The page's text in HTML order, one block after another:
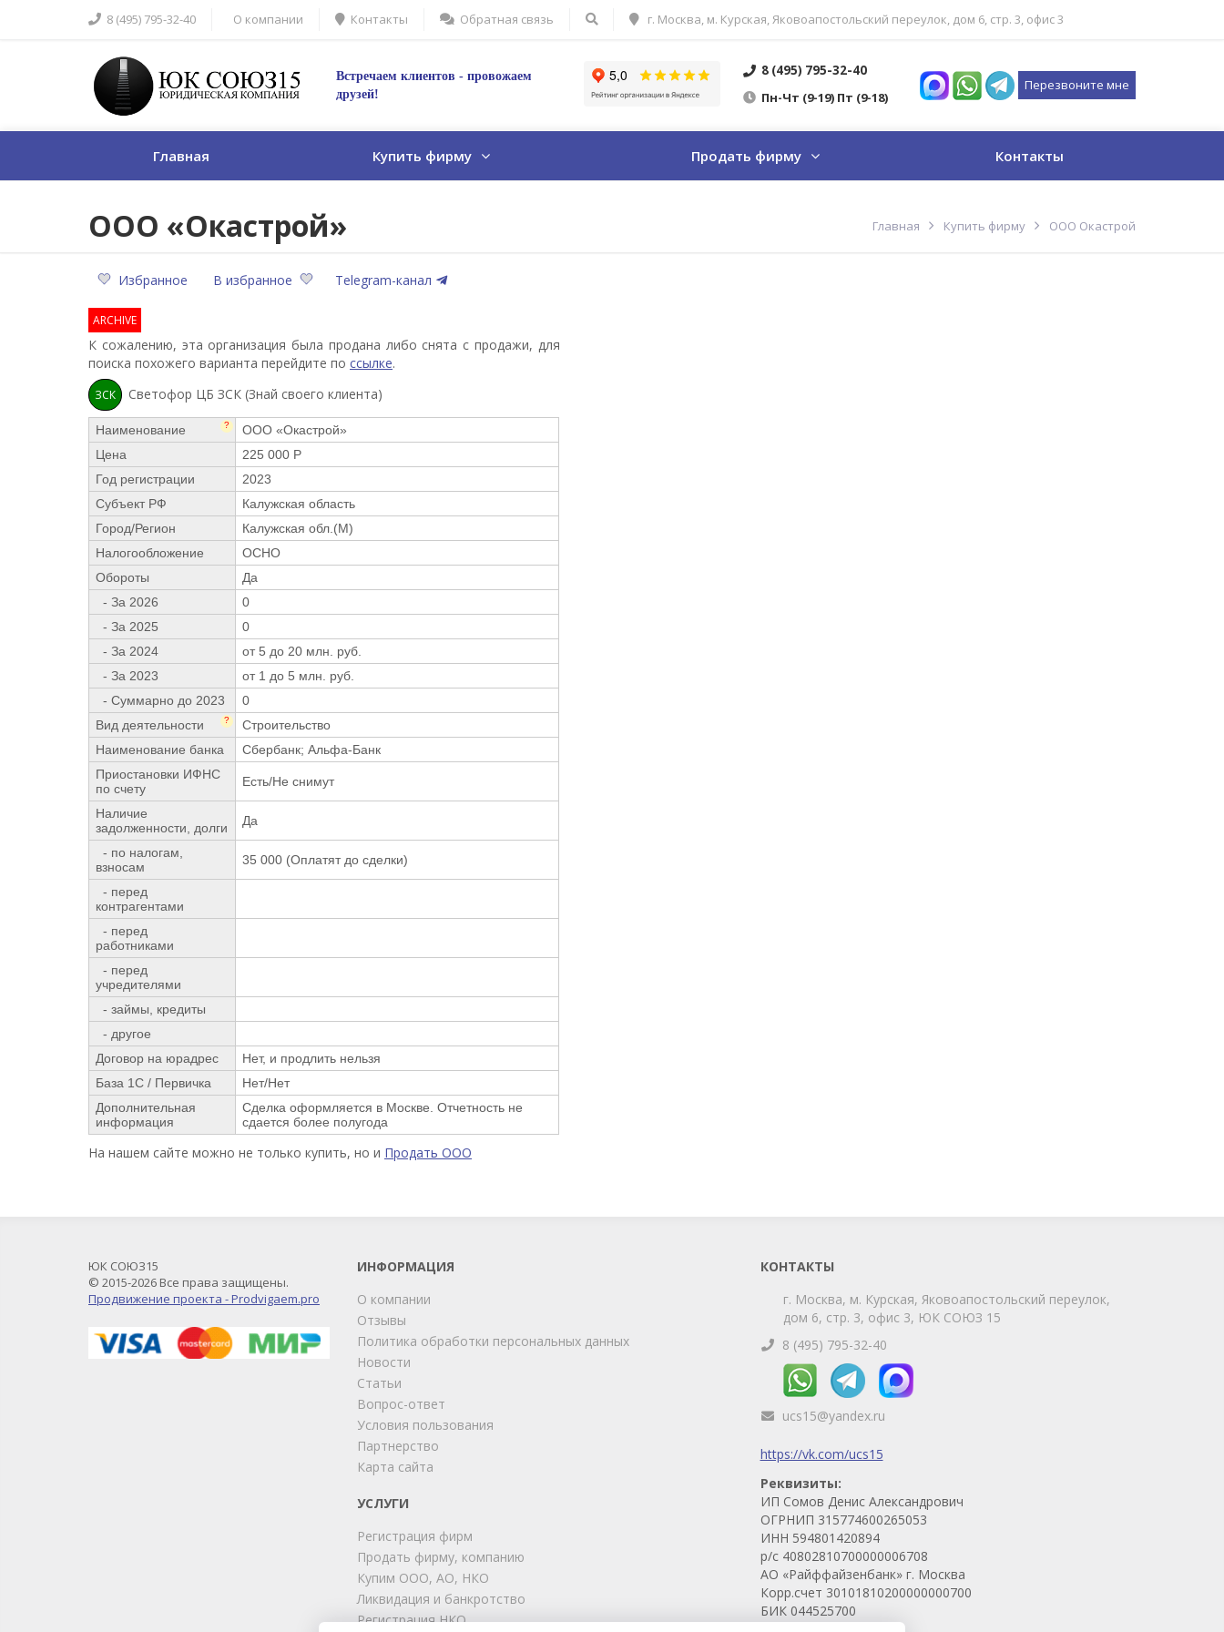
8 (495) 795-32-40 О компании Контакты Обратная связь г. Москва, м. Курская, Яковоапостольский переулок, дом 6, стр. 3, офис 3
Встречаем клиентов - провожаем
друзей!
8 (495) 795-32-40
Пн-Чт (9-19) Пт (9-18)
Перезвоните мне
Главная Купить фирму Продать фирму Контакты
ООО «Окастрой» Главная Купить фирму ООО Окастрой
Избранное В избранное Telegram-канал
ARCHIVE
К сожалению, эта организация была продана либо снята с продажи, для
поиска похожего варианта перейдите по ссылке.
ЗСК Светофор ЦБ ЗСК (Знай своего клиента)
Наименование ?
ООО «Окастрой»
Цена
225 000 Р
Год регистрации
2023
Субъект РФ
Калужская область
Город/Регион
Калужская обл.(М)
Налогообложение
ОСНО
Обороты
Да
- За 2026
0
- За 2025
0
- За 2024
от 5 до 20 млн. руб.
- За 2023
от 1 до 5 млн. руб.
- Суммарно до 2023
0
Вид деятельности
?
Строительство
Наименование банка
Сбербанк; Альфа-Банк
Приостановки ИФНС
по счету
Есть/Не снимут
Наличие
задолженности, долги
Да
- по налогам,
взносам
35 000 (Оплатят до сделки)
- перед
контрагентами
- перед
работниками
- перед
учредителями
- займы, кредиты
- другое
Договор на юрадрес
Нет, и продлить нельзя
База 1С / Первичка
Нет/Нет
Дополнительная
информация
Сделка оформляется в Москве. Отчетность не
сдается более полугода
На нашем сайте можно не только купить, но и Продать ООО
ИНФОРМАЦИЯ
О компании
Отзывы
Политика обработки персональных данных
Новости
Статьи
Вопрос-ответ
Условия пользования
Партнерство
Карта сайта
УСЛУГИ
Регистрация фирм
Продать фирму, компанию
Купим ООО, АО, НКО
Ликвидация и банкротство
Регистрация НКО
КОНТАКТЫ
г. Москва, м. Курская, Яковоапостольский переулок,
дом 6, стр. 3, офис 3, ЮК СОЮЗ 15
8 (495) 795-32-40
ucs15@yandex.ru
https://vk.com/ucs15
Реквизиты:
ИП Сомов Денис Александрович
ОГРНИП 315774600265053
ИНН 594801420894
р/с 40802810700000006708
АО «Райффайзенбанк» г. Москва
Корр.счет 30101810200000000700
БИК 044525700
ЮК СОЮЗ15
© 2015-2026 Все права защищены.
Продвижение проекта - Prodvigaem.pro
Telegram Max
Телефон